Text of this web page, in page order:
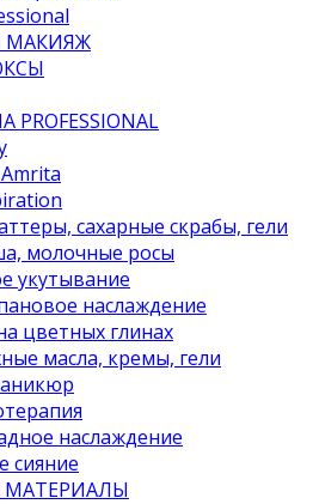
МАКИЯЖ
PROFESSIONAL
сахарные скрабы, гели
молочные росы
укутывание
наслаждение
цветных глинах
масла, кремы, гели
наслаждение
сияние
МАТЕРИАЛЫ